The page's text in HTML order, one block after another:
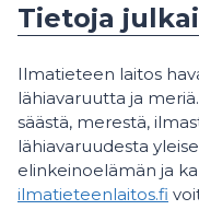
Tietoja
Ilmatieteen laitos
lähiavaruutta ja
säästä, merestä,
lähiavaruudesta
elinkeinoelämän ja
ilmatieteenlaitos.fi